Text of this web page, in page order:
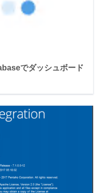
でダッシュボード